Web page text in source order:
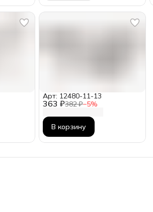
363 ₽382 ₽−5%
Арт: 12480-11-13
В корзину